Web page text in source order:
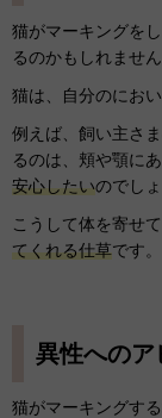
猫がマーキングをし
るのかもしれません
猫は、自分のにお
例えば、飼い主さ
るのは、頬や顎に
安心したいのでしょ
こうして体を寄せ
てくれる仕草です。
異性へのア
猫がマーキングする